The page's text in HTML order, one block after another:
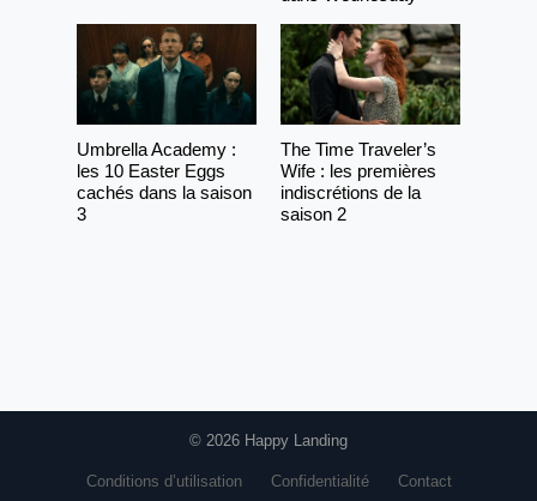
Umbrella Academy :
les 10 Easter Eggs
cachés dans la saison
3
The Time Traveler’s
Wife : les premières
indiscrétions de la
saison 2
© 2026 Happy Landing
Conditions d’utilisation Confidentialité Contact